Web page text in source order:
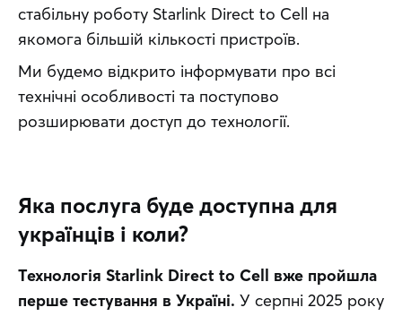
стабільну роботу Starlink Direct to Cell на
якомога більшій кількості пристроїв.
Ми будемо відкрито інформувати про всі
технічні особливості та поступово
розширювати доступ до технології.
Яка послуга буде доступна для
українців і коли?
Технологія Starlink Direct to Cell вже пройшла
перше тестування в Україні. У серпні 2025 року